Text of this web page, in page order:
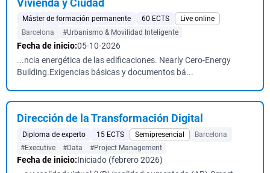
Vivienda y Ciudad
Máster de formación permanente 60 ECTS
Live online
Barcelona
#Urbanismo & Movilidad Inteligente
Fecha de inicio:05-10-2026
...ncia energética de las edificaciones. Nearly Cero-Energy
Building.Exigencias básicas y documentos bá...
Dirección de la Transformación Digital
Diploma de experto 15 ECTS Semipresencial
Barcelona
#Executive
#Data #Project Management
Fecha de inicio:Iniciado (febrero 2026)